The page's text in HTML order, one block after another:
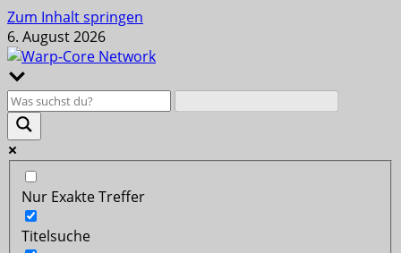
Zum Inhalt springen
6. August 2026
Nur Exakte Treffer
Titelsuche